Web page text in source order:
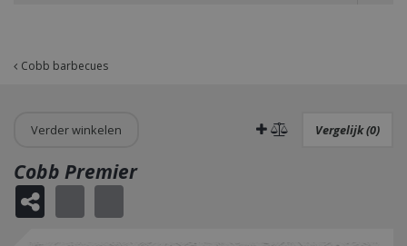
Cobb barbecues
Verder winkelen Vergelijk (0)
Cobb Premier